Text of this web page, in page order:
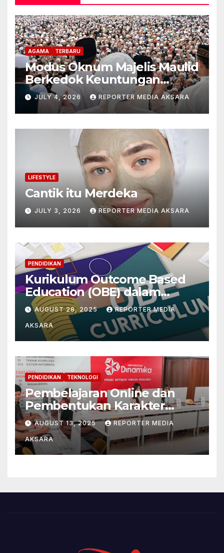
AGAMA TERBARU
Modus Oknum Majelis Maulid
Berkedok Keuntungan
Pribadi
JULY 4, 2026 REPORTER MEDIA AKSARA
LIFESTYLE
Cantik itu Merdeka
JULY 3, 2026 REPORTER MEDIA AKSARA
PENDIDIKAN
Kurikulum Outcome Based
Education (OBE) dalam
Mengintegrasikan
Paradigma Filsafat
Pendidikan Konstruktivistik
dan Pragmatis
AUGUST 28, 2025 REPORTER MEDIA
AKSARA
PENDIDIKAN TEKNOLOGI
Pembelajaran Online dan
Pembentukan Karakter
Mahasiswa di Tengah Era
Digital
AUGUST 13, 2025 REPORTER MEDIA
AKSARA